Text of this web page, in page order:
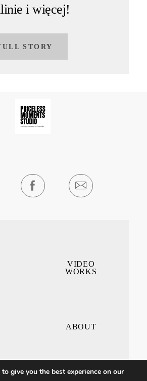
i więcej!
STORY
VIDEO
WORKS
ABOUT
give you the best experience on our